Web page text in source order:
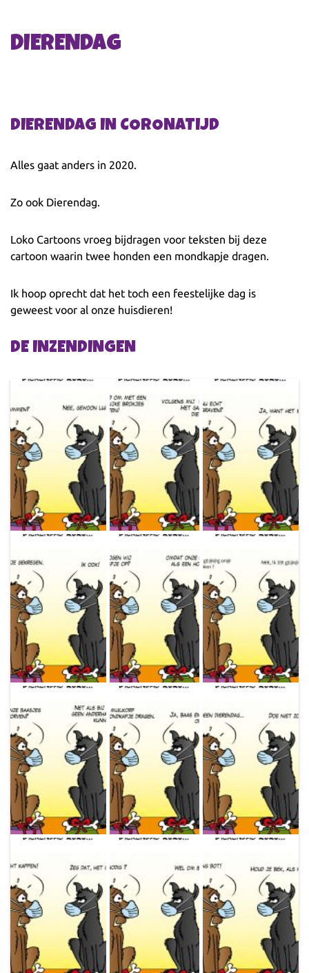
DIERENDAG
DIERENDAG IN CORONATIJD
Alles gaat anders in 2020.
Zo ook Dierendag.
Loko Cartoons vroeg bijdragen voor teksten bij deze
cartoon waarin twee honden een mondkapje dragen.
Ik hoop oprecht dat het toch een feestelijke dag is
geweest voor al onze huisdieren!
DE INZENDINGEN